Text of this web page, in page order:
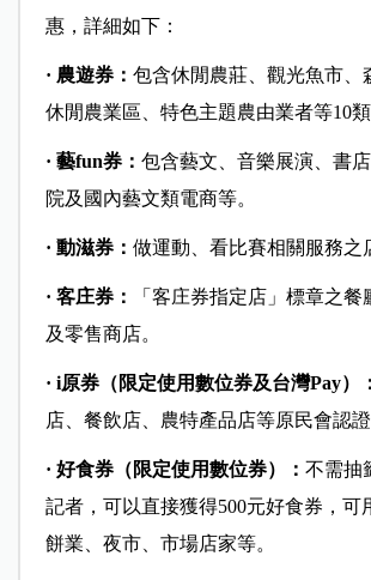
惠，詳細如下：
· 農遊券： 包含休閒農莊、觀光魚市、
休閒農業區、特色主題農由業者等10類
· 藝fun券： 包含藝文、音樂展演、書
院及國內藝文類電商等。
· 動滋券： 做運動、看比賽相關服務之
· 客庄券：
「客庄券指定店」標章之
及零售商店。
· i原券（限定使用數位券及台灣Pay）：
店、餐飲店、農特產品店等原民會認證
· 好食券（ 限定使用數位券）： 不需抽
記者，可以直接獲得500元好食券，可
餅業、夜市、市場店家等。